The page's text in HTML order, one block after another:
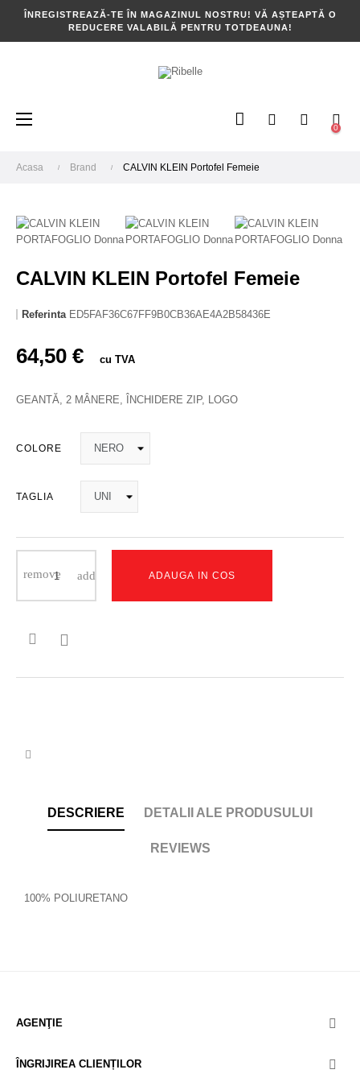
ÎNREGISTREAZĂ-TE ÎN MAGAZINUL NOSTRU! VĂ AȘTEAPTĂ O
REDUCERE VALABILĂ PENTRU TOTDEAUNA!
Toggle
☰ 0
Acasa Brand CALVIN KLEIN Portofel Femeie
CALVIN KLEIN Portofel Femeie
Referinta ED5FAF36C67FF9B0CB36AE4A2B58436E
64,50 € cu TVA
GEANTĂ, 2 MÂNERE, ÎNCHIDERE ZIP, LOGO
COLORE
TAGLIA
ADAUGA IN COS

DESCRIERE DETALII ALE PRODUSULUI
REVIEWS
100% POLIURETANO
AGENŢIE 
ÎNGRIJIREA CLIENȚILOR 